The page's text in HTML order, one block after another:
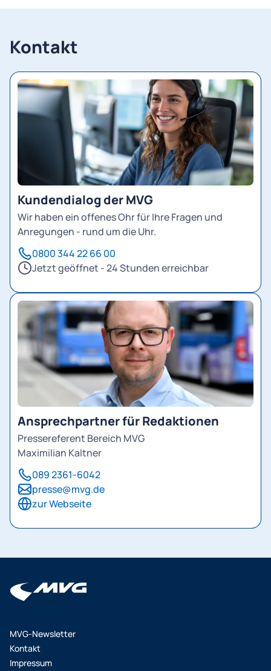
Kontakt
Kundendialog der MVG
Wir haben ein offenes Ohr für Ihre Fragen und
Anregungen - rund um die Uhr.
0800 344 22 66 00
Jetzt geöffnet - 24 Stunden erreichbar
Ansprechpartner für Redaktionen
Pressereferent Bereich MVG
Maximilian Kaltner
089 2361-6042
presse@mvg.de
zur Webseite
MVG-Newsletter
Kontakt
Impressum